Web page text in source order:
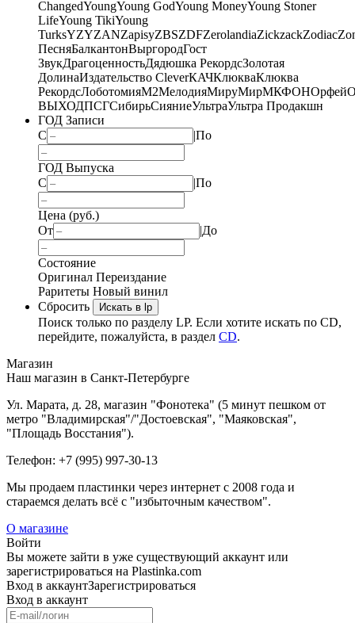
ChangedYoungYoung GodYoung MoneyYoung Stoner
LifeYoung TikiYoung
TurksYZYZANZapisyZBSZDFZerolandiaZickzackZodiac
ПесняБалкантонВыргородГост
ЗвукДрагоценностьДядюшка РекордсЗолотая
ДолинаИздательство CleverКАЧКлюкваКлюква
РекордсЛоботомияМ2МелодияМируМирМКФОНОрфей
ВЫХОДПСГСибирьСияниеУльтраУльтра Продакшн
ГОД Записи
С
|По
ГОД Выпуска
С
|По
Цена (руб.)
От
|До
Состояние
Оригинал Переиздание
Раритеты Новый винил
Сбросить
Искать в lp
Поиск только по разделу LP. Если хотите искать по CD,
перейдите, пожалуйста, в раздел CD.
Магазин
Наш магазин в Санкт-Петербурге
Ул. Марата, д. 28, магазин "Фонотека" (5 минут пешком от
метро "Владимирская"/"Достоевская", "Маяковская",
"Площадь Восстания").
Телефон: +7 (995) 997-30-13
Мы продаем пластинки через интернет c 2008 года и
стараемся делать всё с "избыточным качеством".
О магазине
Войти
Вы можете зайти в уже существующий аккаунт или
зарегистрироваться на Plastinka.com
Вход в аккаунтЗарегистрироваться
Вход в аккаунт